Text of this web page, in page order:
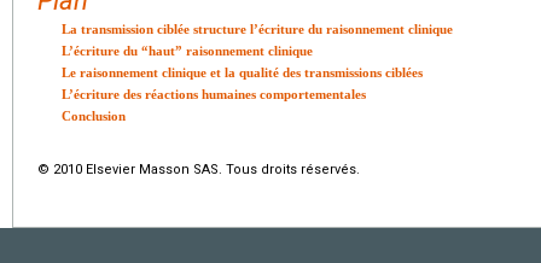
La transmission ciblée structure l’écriture du raisonnement clinique
L’écriture du “haut” raisonnement clinique
Le raisonnement clinique et la qualité des transmissions ciblées
L’écriture des réactions humaines comportementales
Conclusion
© 2010 Elsevier Masson SAS. Tous droits réservés.